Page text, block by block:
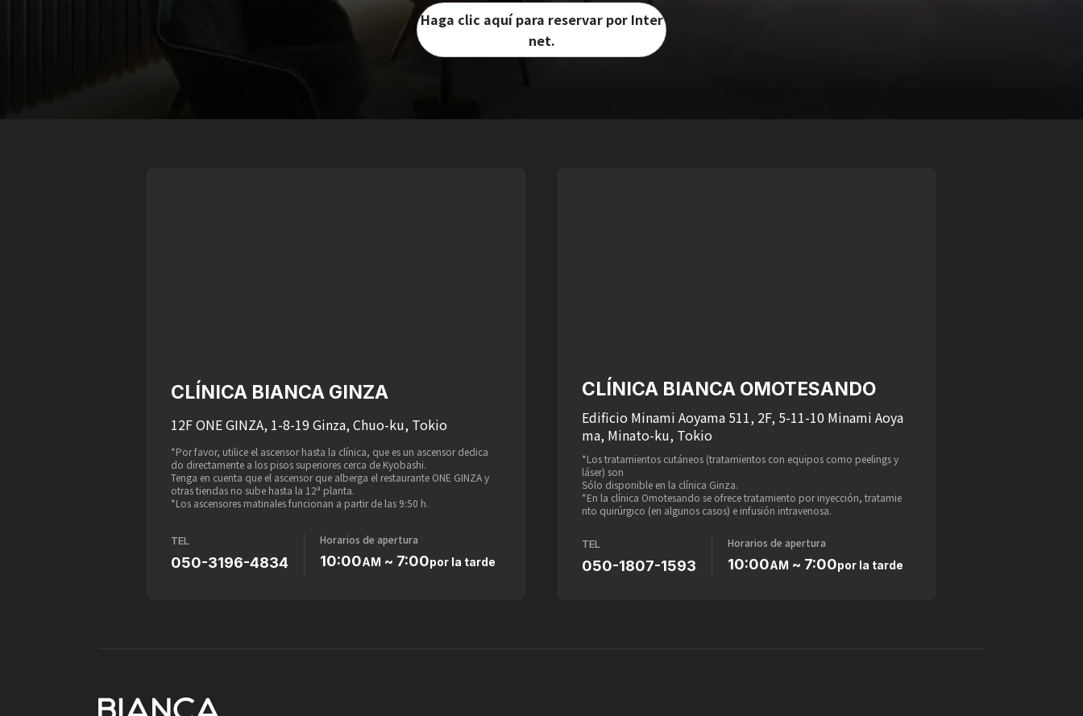
Haga clic aquí para reservar por Inter
net.
CLÍNICA BIANCA GINZA
12F ONE GINZA, 1-8-19 Ginza, Chuo-ku, Tokio
*Por favor, utilice el ascensor hasta la clínica, que es un ascensor dedica
do directamente a los pisos superiores cerca de Kyobashi.
Tenga en cuenta que el ascensor que alberga el restaurante ONE GINZA y
otras tiendas no sube hasta la 12ª planta.
*Los ascensores matinales funcionan a partir de las 9:50 h.
TEL
050-3196-4834
Horarios de apertura
10:00AM ~ 7:00por la tarde
CLÍNICA BIANCA OMOTESANDO
Edificio Minami Aoyama 511, 2F, 5-11-10 Minami Aoya
ma, Minato-ku, Tokio
*Los tratamientos cutáneos (tratamientos con equipos como peelings y
láser) son
Sólo disponible en la clínica Ginza.
*En la clínica Omotesando se ofrece tratamiento por inyección, tratamie
nto quirúrgico (en algunos casos) e infusión intravenosa.
TEL
050-1807-1593
Horarios de apertura
10:00AM ~ 7:00por la tarde